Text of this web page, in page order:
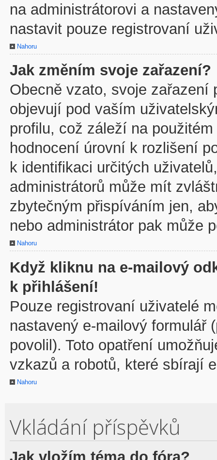
na administrátorovi a
nastavit pouze registrovaní
Nahoru
Jak změním svoje zařazení?
Obecně vzato, svoje zařazení
objevují pod vaším
profilu, což záleží na
hodnocení úrovní k rozlišení
k identifikaci určitých
administrátorů může mít
zbytečným přispíváním jen,
nebo administrátor pak může
Nahoru
Když kliknu na e-mailový
k přihlášení!
Pouze registrovaní uživatelé
nastavený e-mailový formulář
povolil). Toto opatření
vzkazů a robotů, které sbírají
Nahoru
Vkládání příspěvků